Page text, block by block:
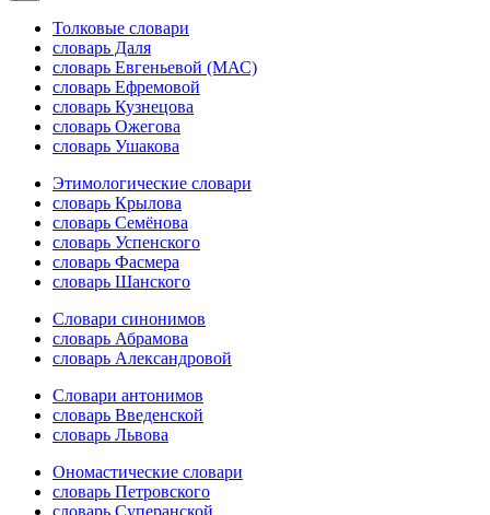
Толковые словари
словарь Даля
словарь Евгеньевой (МАС)
словарь Ефремовой
словарь Кузнецова
словарь Ожегова
словарь Ушакова
Этимологические словари
словарь Крылова
словарь Семёнова
словарь Успенского
словарь Фасмера
словарь Шанского
Словари синонимов
словарь Абрамова
словарь Александровой
Словари антонимов
словарь Введенской
словарь Львова
Ономастические словари
словарь Петровского